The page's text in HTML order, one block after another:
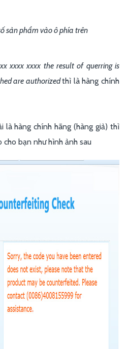
sản phẩm vào ô phía trên
xxxx xxxx the result of querring is
are authorizedthì là hàng chính
là hàng chính hãng (hàng giả) thì
bạn như hình ảnh sau